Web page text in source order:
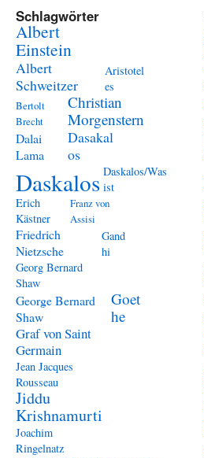
Schlagwörter
Albert
Einstein
Albert
Schweitzer
Aristotel
es
Bertolt
Brecht
Christian
Morgenstern
Dalai
Lama
Dasakal
os
Daskalos Daskalos/Was
ist
Erich
Kästner
Franz von
Assisi
Friedrich
Nietzsche
Gand
hi
Georg Bernard
Shaw
George Bernard
Shaw
Goet
he
Graf von Saint
Germain
Jean Jacques
Rousseau
Jiddu
Krishnamurti
Joachim
Ringelnatz